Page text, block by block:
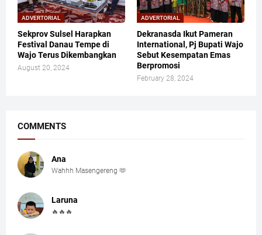
ADVERTORIAL
Sekprov Sulsel Harapkan
Festival Danau Tempe di
Wajo Terus Dikembangkan
August 20, 2024
ADVERTORIAL
Dekranasda Ikut Pameran
International, Pj Bupati Wajo
Sebut Kesempatan Emas
Berpromosi
February 28, 2024
COMMENTS
Ana
Wahhh Masengereng 🫶
Laruna
🔥🔥🔥